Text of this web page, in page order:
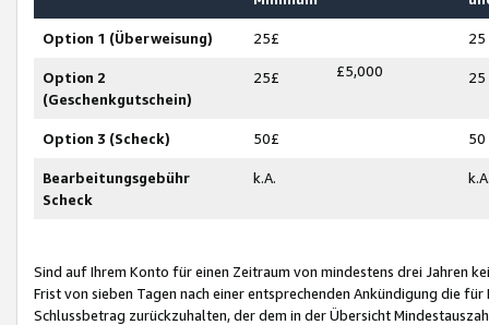
Option 1 (Überweisung) 25£ 25
Option 2
(Geschenkgutschein)
25£ £5,000 25
Option 3 (Scheck) 50£ 50
Bearbeitungsgebühr
Scheck
k.A.
Sind auf Ihrem Konto für einen Zeitraum von mindestens drei Jahren
Frist von sieben Tagen nach einer entsprechenden Ankündigung die
Schlussbetrag zurückzuhalten, der dem in der Übersicht